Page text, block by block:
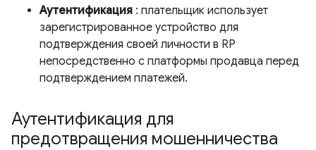
Аутентификация : плательщик использует
зарегистрированное устройство для
подтверждения своей личности в RP
непосредственно с платформы продавца перед
подтверждением платежей.
Аутентификация для
предотвращения мошенничества